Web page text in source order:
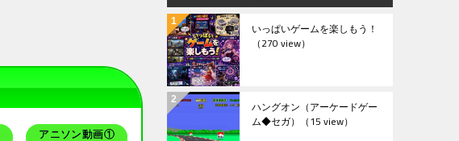
アニソン動画①
いっぱいゲームを楽しもう！
（270 view）
ハングオン（アーケードゲー
ム◆セガ） （15 view）